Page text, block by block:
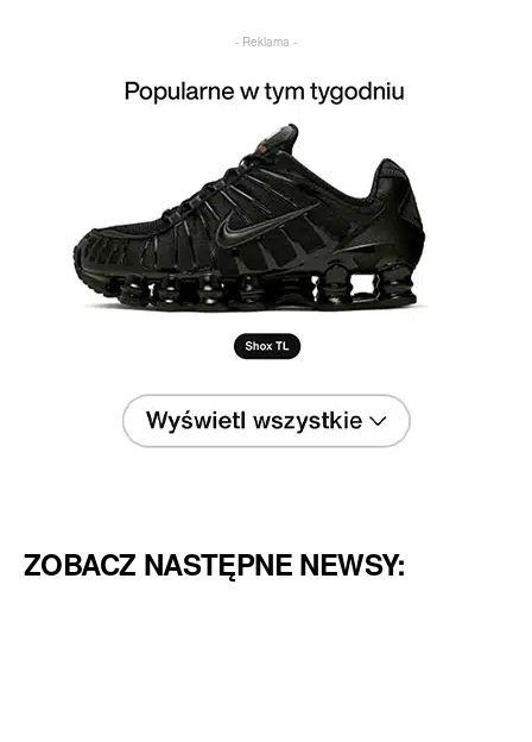
- Reklama -
ZOBACZ NASTĘPNE NEWSY: